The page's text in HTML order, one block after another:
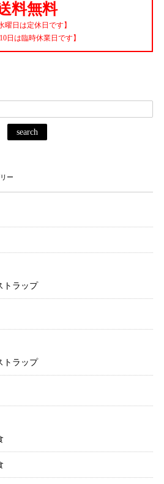
料無料
曜日は定休日です】
日は臨時休業日です】
search
ー
トラップ
トラップ